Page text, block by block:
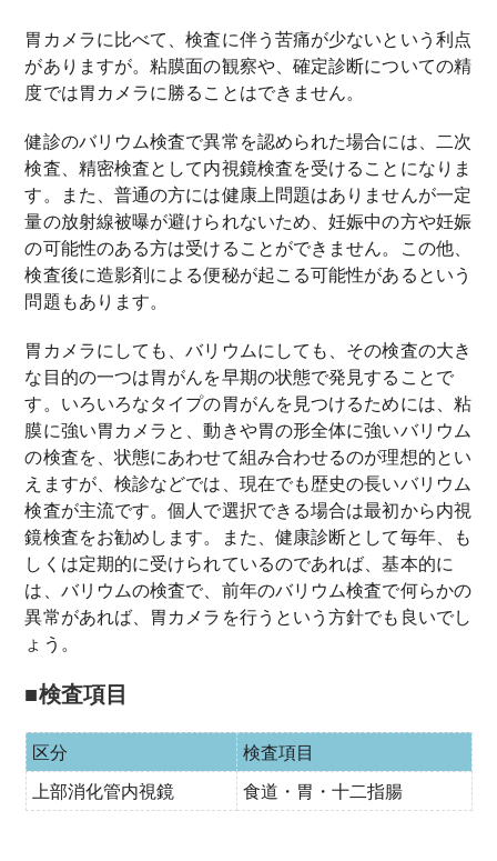
胃カメラに比べて、検査に伴う苦痛が少ないという利点
がありますが。粘膜面の観察や、確定診断についての精
度では胃カメラに勝ることはできません。
健診のバリウム検査で異常を認められた場合には、二次
検査、精密検査として内視鏡検査を受けることになりま
す。また、普通の方には健康上問題はありませんが一定
量の放射線被曝が避けられないため、妊娠中の方や妊娠
の可能性のある方は受けることができません。この他、
検査後に造影剤による便秘が起こる可能性があるという
問題もあります。
胃カメラにしても、バリウムにしても、その検査の大き
な目的の一つは胃がんを早期の状態で発見することで
す。いろいろなタイプの胃がんを見つけるためには、粘
膜に強い胃カメラと、動きや胃の形全体に強いバリウム
の検査を、状態にあわせて組み合わせるのが理想的とい
えますが、検診などでは、現在でも歴史の長いバリウム
検査が主流です。個人で選択できる場合は最初から内視
鏡検査をお勧めします。また、健康診断として毎年、も
しくは定期的に受けられているのであれば、基本的に
は、バリウムの検査で、前年のバリウム検査で何らかの
異常があれば、胃カメラを行うという方針でも良いでし
ょう。
■検査項目
区分
検査項目
上部消化管内視鏡
食道・胃・十二指腸